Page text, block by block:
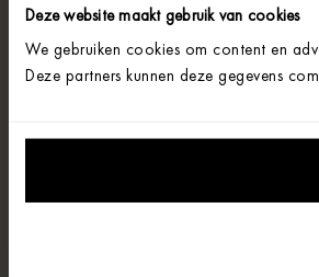
Deze website maakt gebruik van cookies
We gebruiken cookies om content en
Deze partners kunnen deze gegevens